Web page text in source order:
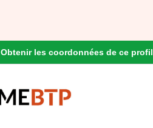
Obtenir les coordonnées de ce profil